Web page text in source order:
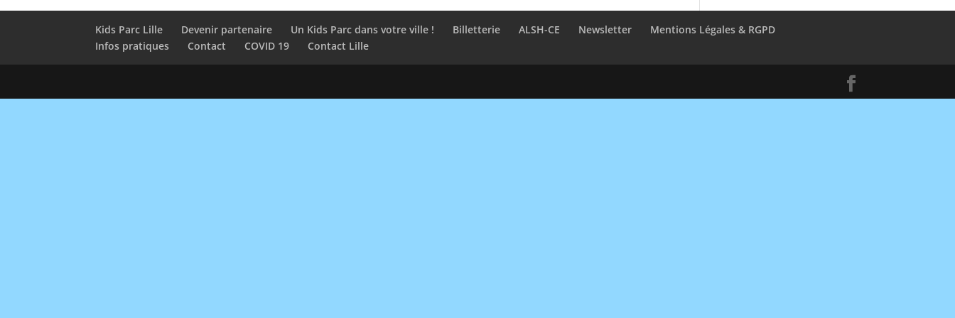
Kids Parc Lille Devenir partenaire Un Kids Parc dans votre ville ! Billetterie ALSH-CE Newsletter
Mentions Légales & RGPD
Infos pratiques
Contact COVID 19 Contact Lille